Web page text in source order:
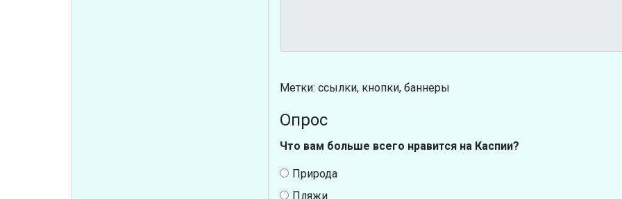
Метки: ссылки, кнопки, баннеры
Опрос
Что вам больше всего нравится на Каспии?
Природа
Пляжи